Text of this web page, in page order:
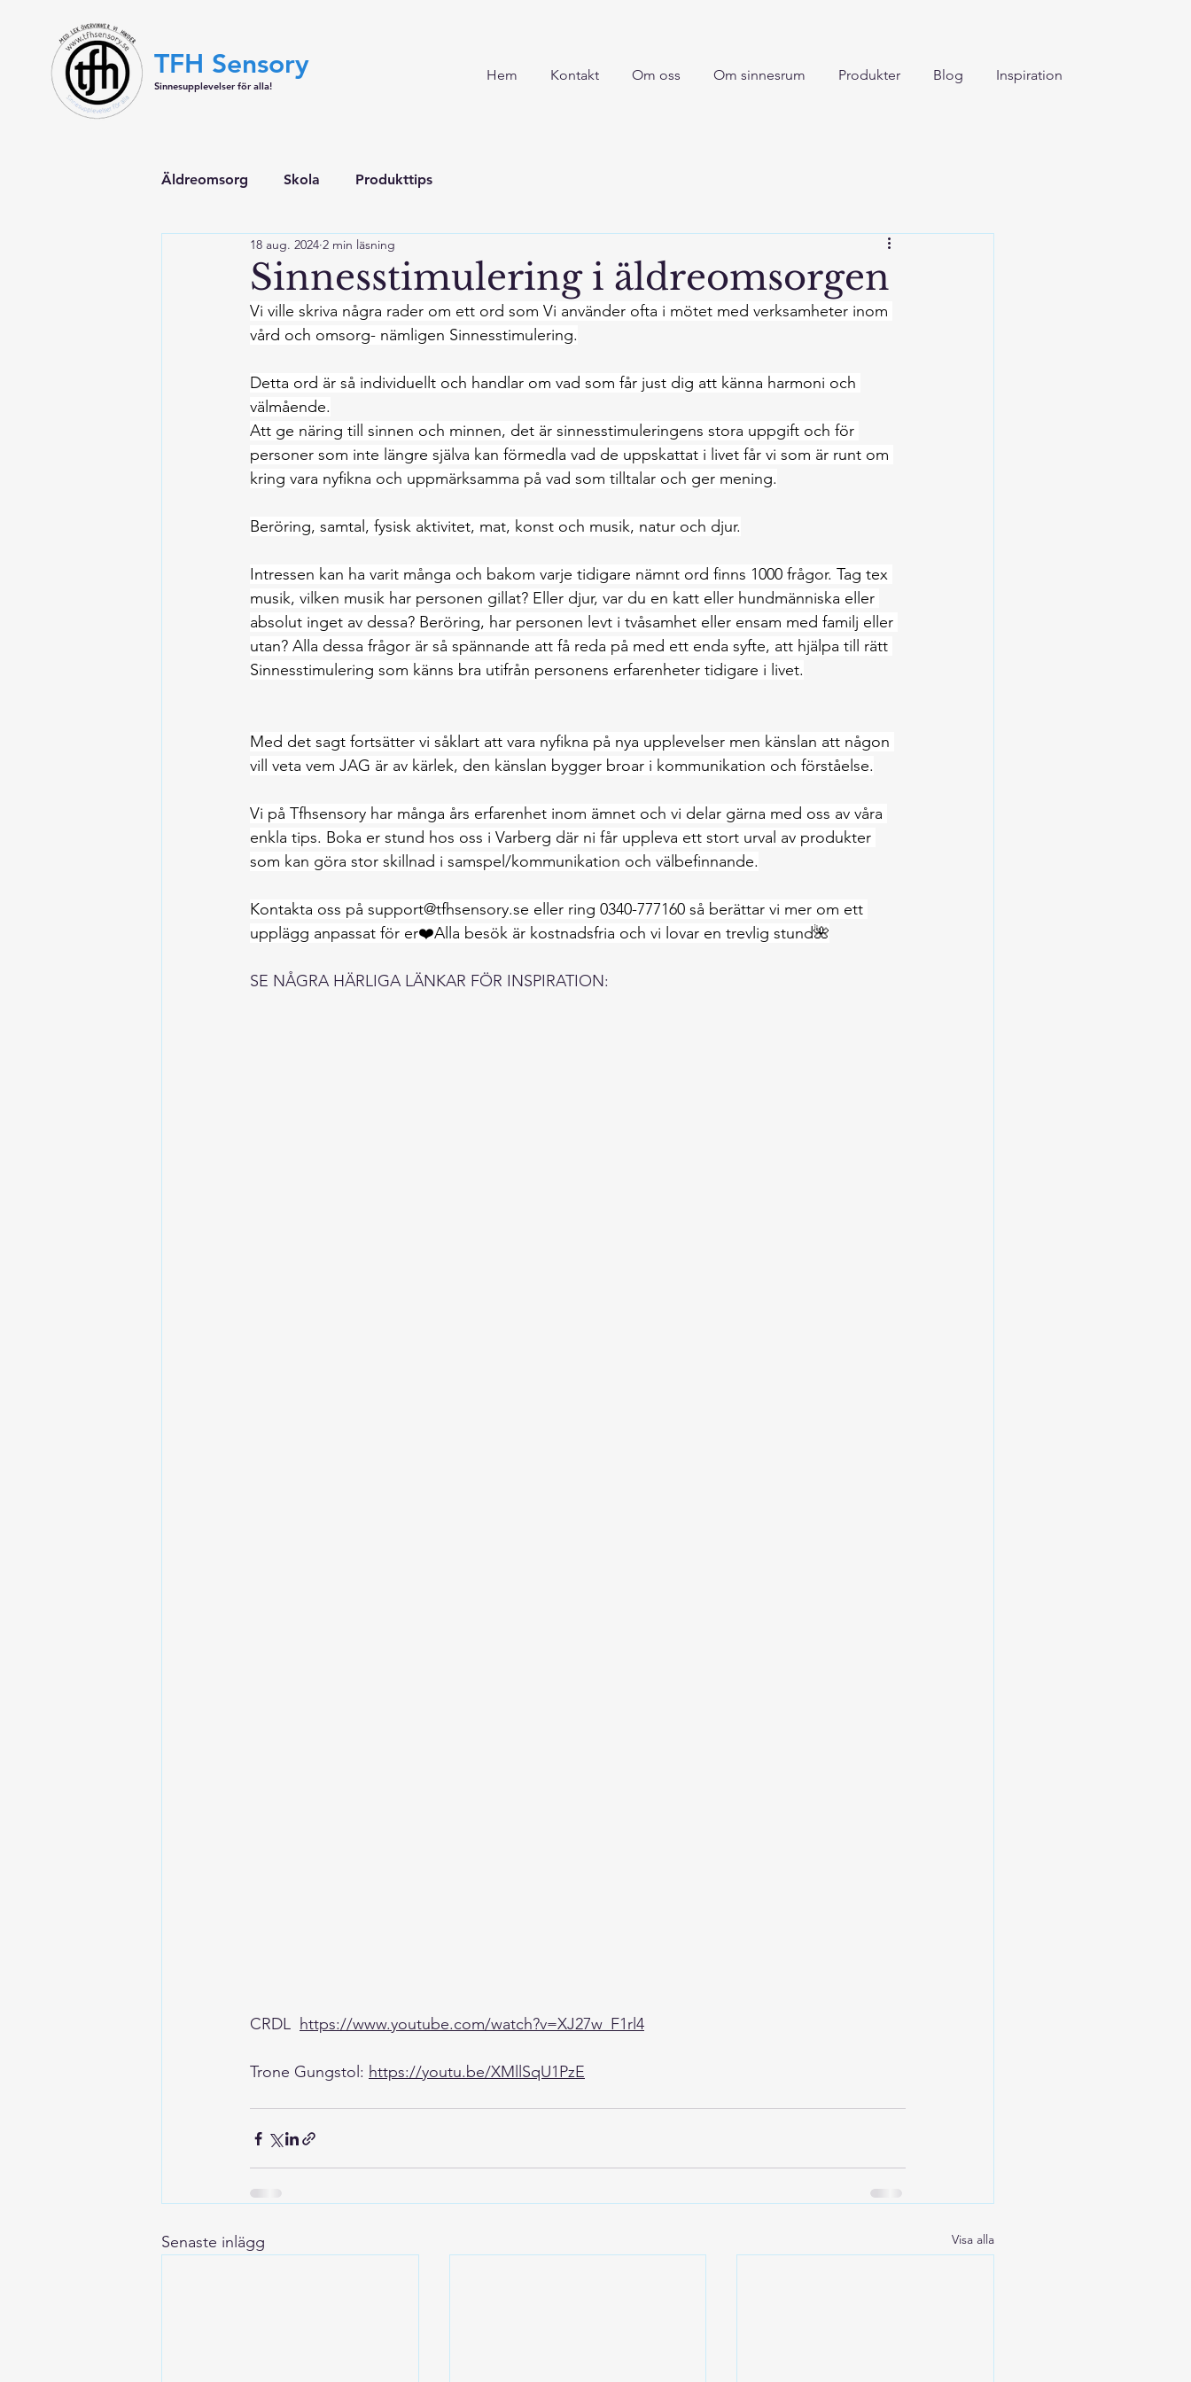
TFH Sensory
Sinnesupplevelser för alla!
Hem Kontakt Om oss Om sinnesrum Produkter Blog Inspiration
Äldreomsorg Skola Produkttips
Sinnesstimulering i äldreomsorgen
18 aug. 2024 2 min läsning
Vi ville skriva några rader om ett ord som Vi använder ofta i mötet med verksamheter inom
vård och omsorg- nämligen Sinnesstimulering.
Detta ord är så individuellt och handlar om vad som får just dig att känna harmoni och
välmående.
Att ge näring till sinnen och minnen, det är sinnesstimuleringens stora uppgift och för
personer som inte längre själva kan förmedla vad de uppskattat i livet får vi som är runt om
kring vara nyfikna och uppmärksamma på vad som tilltalar och ger mening.
Beröring, samtal, fysisk aktivitet, mat, konst och musik, natur och djur.
Intressen kan ha varit många och bakom varje tidigare nämnt ord finns 1000 frågor. Tag tex
musik, vilken musik har personen gillat? Eller djur, var du en katt eller hundmänniska eller
absolut inget av dessa? Beröring, har personen levt i tvåsamhet eller ensam med familj eller
utan? Alla dessa frågor är så spännande att få reda på med ett enda syfte, att hjälpa till rätt
Sinnesstimulering som känns bra utifrån personens erfarenheter tidigare i livet.
Med det sagt fortsätter vi såklart att vara nyfikna på nya upplevelser men känslan att någon
vill veta vem JAG är av kärlek, den känslan bygger broar i kommunikation och förståelse.
Vi på Tfhsensory har många års erfarenhet inom ämnet och vi delar gärna med oss av våra
enkla tips. Boka er stund hos oss i Varberg där ni får uppleva ett stort urval av produkter
som kan göra stor skillnad i samspel/kommunikation och välbefinnande.
Kontakta oss på support@tfhsensory.se eller ring 0340-777160 så berättar vi mer om ett
upplägg anpassat för er❤️Alla besök är kostnadsfria och vi lovar en trevlig stund🌺
SE NÅGRA HÄRLIGA LÄNKAR FÖR INSPIRATION:
CRDL https://www.youtube.com/watch?v=XJ27w_F1rl4
Trone Gungstol: https://youtu.be/XMllSqU1PzE
Senaste inlägg Visa alla